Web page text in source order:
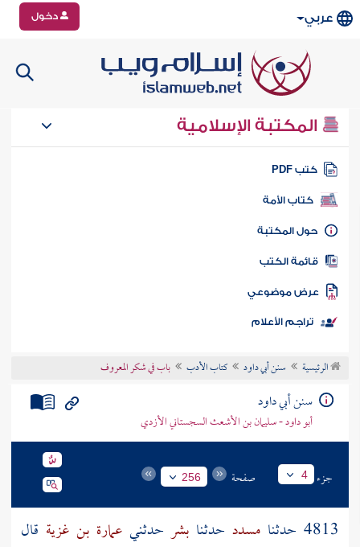
عربي دخول
المكتبة الإسلامية
كتب PDF
كتاب الأمة
المكتبة
الكتب
موضوعي
تراجم الأعلام
الرئيسية سنن أبي داود كتاب الأدب باب في شكر المعروف
سنن أبي داود
أبو داود - سليمان بن الأشعث السجستاني الأزدي
جزء 4 صفحة 256
4813 حدثنا مسدد حدثنا بشر حدثنيعمارة بن غزية قال